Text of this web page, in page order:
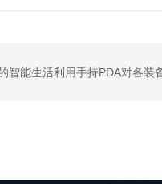
智能生活利用手持PDA对各装